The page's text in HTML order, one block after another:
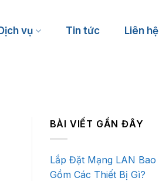
Khách sạn, Nhà nghỉ
vụ Tin tức Liên hệ
BÀI VIẾT GẦN ĐÂY
Lắp Đặt Mạng LAN Bao
Gồm Các Thiết Bị Gì?